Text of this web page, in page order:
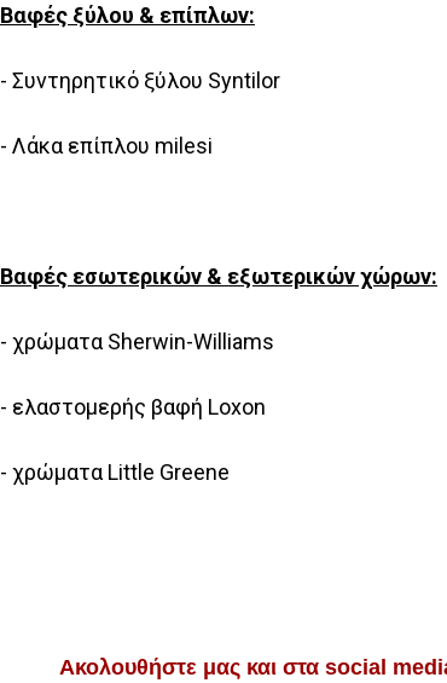
Βαφές ξύλου & επίπλων:
- Συντηρητικό ξύλου Syntilor
- Λάκα επίπλου milesi
Βαφές εσωτερικών & εξωτερικών χώρων:
- χρώματα Sherwin-Williams
- ελαστομερής βαφή Loxon
- χρώματα Little Greene
Ακολουθήστε μας και στα social